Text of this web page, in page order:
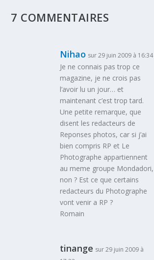
7 COMMENTAIRES
Nihao sur 29 juin 2009 à 16:34
Je ne connais pas trop ce
magazine, je ne crois pas
l’avoir lu un jour… et
maintenant c’est trop tard.
Une petite remarque, que
disent les redacteurs de
Reponses photos, car si j’ai
bien compris RP et Le
Photographe appartiennent
au meme groupe Mondadori,
non ? Est ce que certains
redacteurs du Photographe
vont venir a RP ?
Romain
tinange sur 29 juin 2009 à